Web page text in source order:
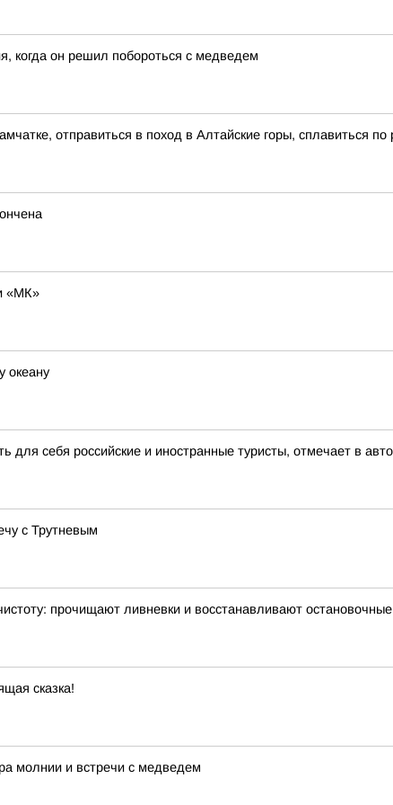
когда он решил побороться с медведем
отправиться в поход в Алтайские горы, сплавиться
«МК»
океану
для себя российские и иностранные туристы, отмечает в
с Трутневым
прочищают ливневки и восстанавливают
сказка!
молнии и встречи с медведем